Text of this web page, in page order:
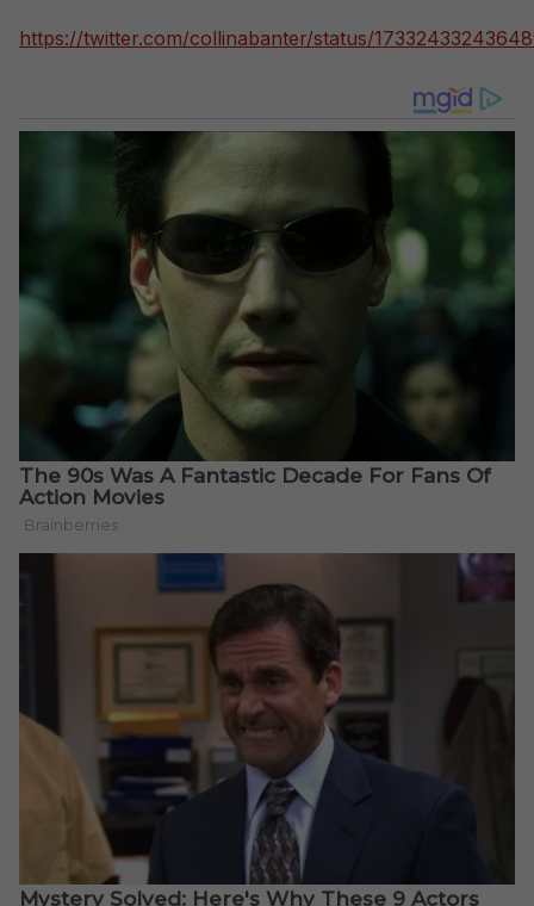
https://twitter.com/collinabanter/status/